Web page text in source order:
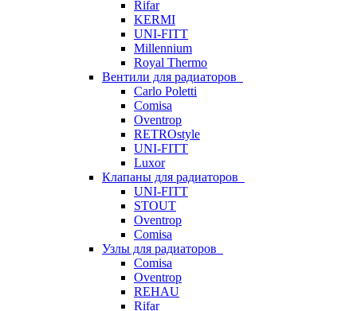
Rifar
KERMI
UNI-FITT
Millennium
Royal Thermo
Вентили для радиаторов
Carlo Poletti
Comisa
Oventrop
RETROstyle
UNI-FITT
Luxor
Клапаны для радиаторов
UNI-FITT
STOUT
Oventrop
Comisa
Узлы для радиаторов
Comisa
Oventrop
REHAU
Rifar